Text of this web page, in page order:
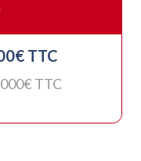
€ TTC
€ TTC